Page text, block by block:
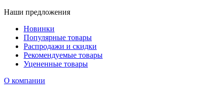
Наши предложения
Новинки
Популярные товары
Распродажи и скидки
Рекомендуемые товары
Уцененные товары
О компании